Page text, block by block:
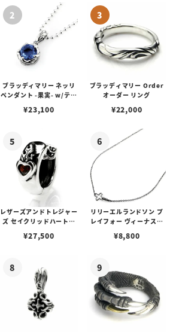
ブラッディマリー ネッリ
ペンダント -果実- w/ティ
¥23,100
ブラッディマリー Order
オーダー リング
¥22,000
レザーズアンドトレジャー
ズ セイクリッドハートピ
¥27,500
リリーエルランドソン プ
レイフォー ヴィーナスチ
¥8,800